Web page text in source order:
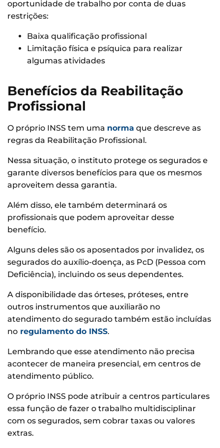
oportunidade de trabalho por conta de duas
restrições:
Baixa qualificação profissional
Limitação física e psíquica para realizar
algumas atividades
Benefícios da Reabilitação
Profissional
O próprio INSS tem uma norma que descreve as
regras da Reabilitação Profissional.
Nessa situação, o instituto protege os segurados e
garante diversos benefícios para que os mesmos
aproveitem dessa garantia.
Além disso, ele também determinará os
profissionais que podem aproveitar desse
benefício.
Alguns deles são os aposentados por invalidez, os
segurados do auxílio-doença, as PcD (Pessoa com
Deficiência), incluindo os seus dependentes.
A disponibilidade das órteses, próteses, entre
outros instrumentos que auxiliarão no
atendimento do segurado também estão incluídas
no regulamento do INSS.
Lembrando que esse atendimento não precisa
acontecer de maneira presencial, em centros de
atendimento público.
O próprio INSS pode atribuir a centros particulares
essa função de fazer o trabalho multidisciplinar
com os segurados, sem cobrar taxas ou valores
extras.